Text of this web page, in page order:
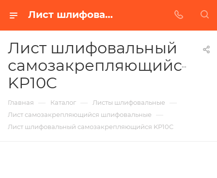
Лист шлифовальный самозакрепляющийся KP10C в Белгороде | Купить по недорогой цене от Абразивного Завода
Лист шлифовальный
самозакрепляющийся
KP10C
Главная — Каталог — Листы шлифовальные —
Лист самозакрепляющийся шлифовальные —
Лист шлифовальный самозакрепляющийся KP10C